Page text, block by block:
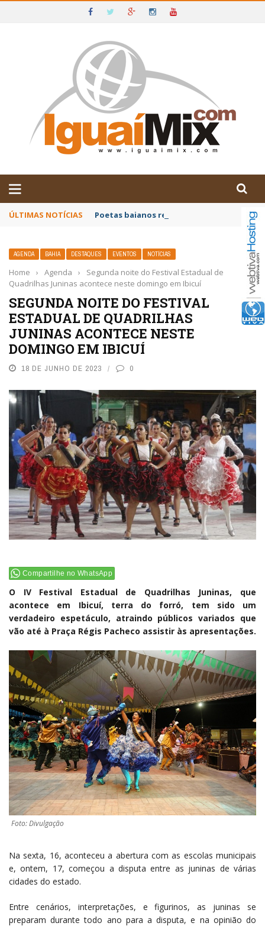
IGUAÍ E SUDOESTE DA BAHIA
ÚLTIMAS NOTÍCIAS Poetas baianos representam o Brasil no
AGENDA BAHIA DESTAQUES EVENTOS NOTÍCIAS
Home › Agenda ›
Segunda noite do Festival Estadual de
Quadrilhas Juninas acontece neste domingo em Ibicuí
SEGUNDA NOITE DO FESTIVAL
ESTADUAL DE QUADRILHAS
JUNINAS ACONTECE NESTE
DOMINGO EM IBICUÍ
18 DE JUNHO DE 2023 0
Compartilhe no WhatsApp
O IV Festival Estadual de Quadrilhas Juninas, que
acontece em Ibicuí, terra do forró, tem sido um
verdadeiro espetáculo, atraindo públicos variados que
vão até à Praça Régis Pacheco assistir às apresentações.
Foto: Divulgação
Na sexta, 16, aconteceu a abertura com as escolas municipais
e, ontem, 17, começou a disputa entre as juninas de várias
cidades do estado.
Entre cenários, interpretações, e figurinos, as juninas se
preparam durante todo ano para a disputa, e na opinião do